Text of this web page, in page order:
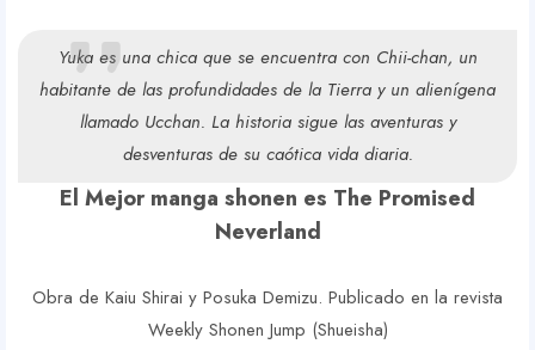
Yuka es una chica que se encuentra con Chii-chan, un
habitante de las profundidades de la Tierra y un alienígena
llamado Ucchan. La historia sigue las aventuras y
desventuras de su caótica vida diaria.
El Mejor manga shonen es The Promised
Neverland
Obra de Kaiu Shirai y Posuka Demizu. Publicado en la revista
Weekly Shonen Jump (Shueisha)